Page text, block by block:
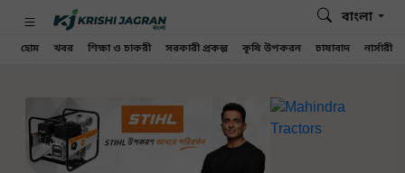
হোম খবর শিক্ষা ও চাকরী সরকারী প্রকল্প কৃষি উপকরন চাষাবাদ নার্সারী
বাংলা